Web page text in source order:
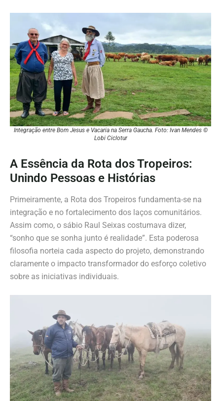
Integração entre Bom Jesus e Vacaria na Serra Gaucha. Foto: Ivan Mendes ©
Lobi Ciclotur
A Essência da Rota dos Tropeiros:
Unindo Pessoas e Histórias
Primeiramente, a Rota dos Tropeiros fundamenta-se na
integração e no fortalecimento dos laços comunitários.
Assim como, o sábio Raul Seixas costumava dizer,
“sonho que se sonha junto é realidade”. Esta poderosa
filosofia norteia cada aspecto do projeto, demonstrando
claramente o impacto transformador do esforço coletivo
sobre as iniciativas individuais.